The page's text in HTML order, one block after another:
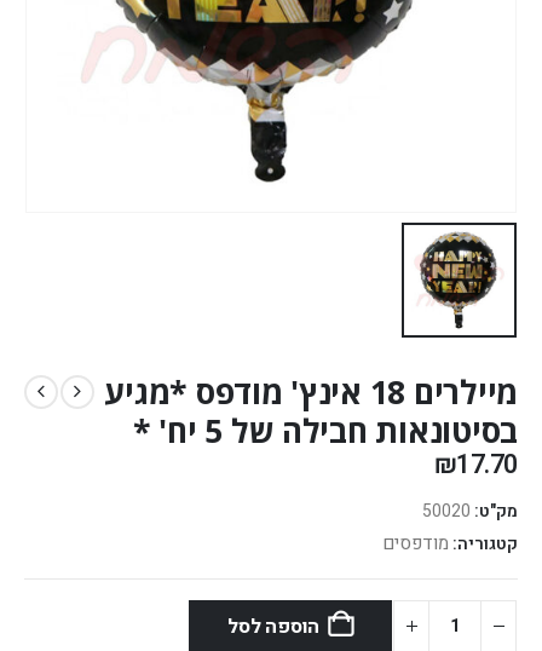
מיילרים 18 אינץ' מודפס *מגיע
בסיטונאות חבילה של 5 יח' *
₪17.70
מק"ט: 50020
קטגוריה: מודפסים
הוספה לסל